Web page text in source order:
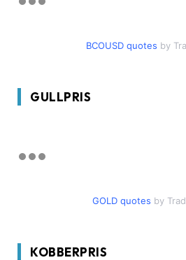
BCOUSD quotes by
GULLPRIS
GOLD quotes by
KOBBERPRIS